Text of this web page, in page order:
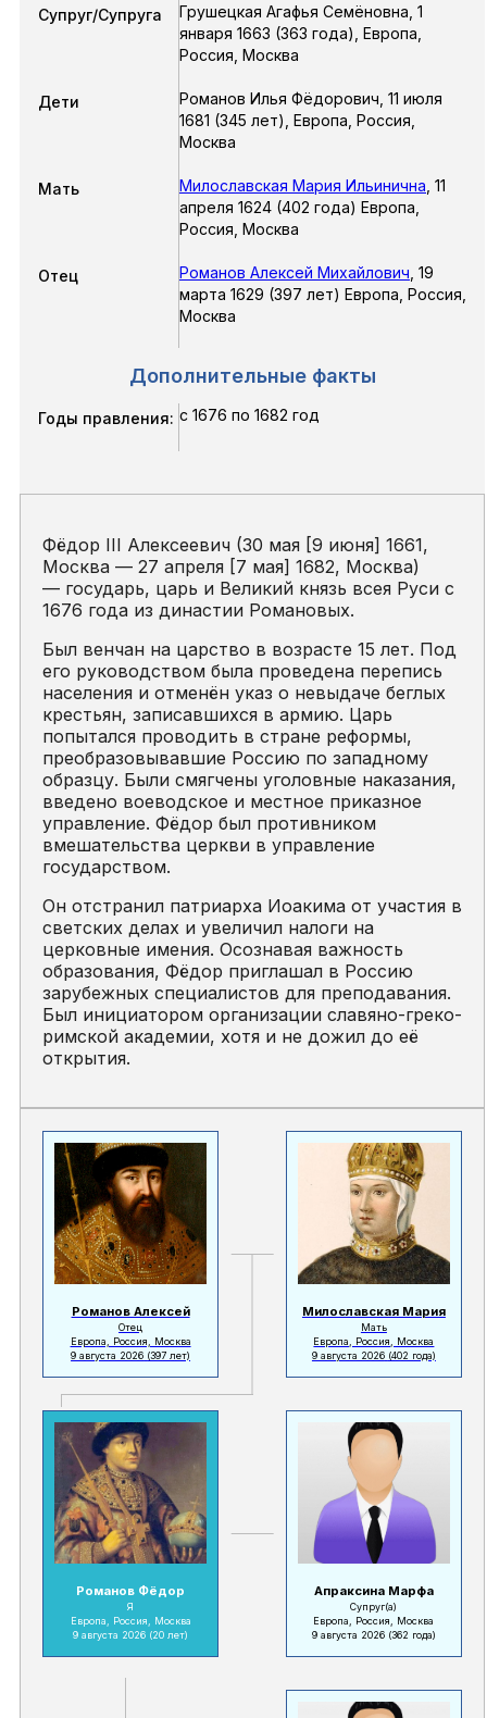
Супруг/Супруга Грушецкая Агафья Семёновна 1
января 1663 (363 года), Европа,
Россия, Москва
Дети Романов Илья Фёдорович 11 июля
1681 (345 лет), Европа, Россия,
Москва
Мать Милославская Мария Ильинична 11
апреля 1624 (402 года) Европа,
Россия, Москва
Отец Романов Алексей Михайлович 19
марта 1629 (397 лет) Европа, Россия,
Москва
Дополнительные факты
Годы правления: с 1676 по 1682 год
Фёдор III Алексеевич (30 мая [9 июня] 1661,
Москва — 27 апреля [7 мая] 1682, Москва)
— государь, царь и Великий князь всея Руси с
1676 года из династии Романовых.
Был венчан на царство в возрасте 15 лет. Под
его руководством была проведена перепись
населения и отменён указ о невыдаче беглых
крестьян, записавшихся в армию. Царь
попытался проводить в стране реформы,
преобразовывавшие Россию по западному
образцу. Были смягчены уголовные наказания,
введено воеводское и местное приказное
управление. Фёдор был противником
вмешательства церкви в управление
государством.
Он отстранил патриарха Иоакима от участия в
светских делах и увеличил налоги на
церковные имения. Осознавая важность
образования, Фёдор приглашал в Россию
зарубежных специалистов для преподавания.
Был инициатором организации славяно-греко-
римской академии, хотя и не дожил до её
открытия.
Романов Алексей
Отец
Европа, Россия, Москва
9 августа 2026 (397 лет)
Милославская Мария
Мать
Европа, Россия, Москва
9 августа 2026 (402 года)
Романов Фёдор
Я
Европа, Россия, Москва
9 августа 2026 (20 лет)
Апраксина Марфа
Супруг(а)
Европа, Россия, Москва
9 августа 2026 (362 года)